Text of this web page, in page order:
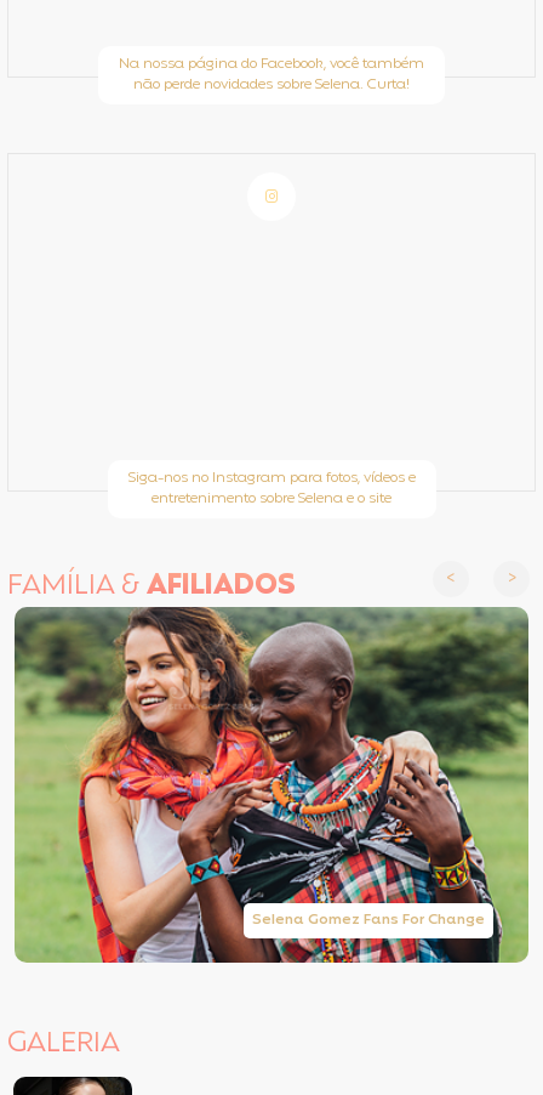
Na nossa página do Facebook, você também
não perde novidades sobre Selena. Curta!
Siga-nos no Instagram para fotos, vídeos e
entretenimento sobre Selena e o site
FAMÍLIA &AFILIADOS
Selena Gomez Fans For Change
GALERIA